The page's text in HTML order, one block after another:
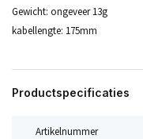
Gewicht: ongeveer 13g
kabellengte: 175mm
Productspecificaties
Artikelnummer